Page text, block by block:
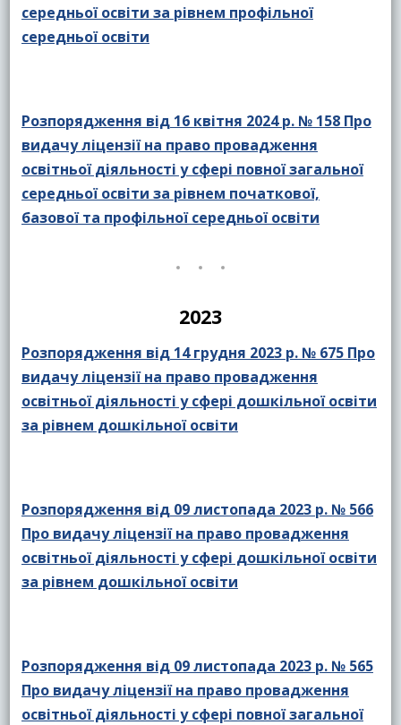
середньої освіти за рівнем профільної
середньої освіти
Розпорядження від 16 квітня 2024 р. № 158 Про
видачу ліцензії на право провадження
освітньої діяльності у сфері повної загальної
середньої освіти за рівнем початкової,
базової та профільної середньої освіти
2023
Розпорядження від 14 грудня 2023 р. № 675 Про
видачу ліцензії на право провадження
освітньої діяльності у сфері дошкільної освіти
за рівнем дошкільної освіти
Розпорядження від 09 листопада 2023 р. № 566
Про видачу ліцензії на право провадження
освітньої діяльності у сфері дошкільної освіти
за рівнем дошкільної освіти
Розпорядження від 09 листопада 2023 р. № 565
Про видачу ліцензії на право провадження
освітньої діяльності у сфері повної загальної